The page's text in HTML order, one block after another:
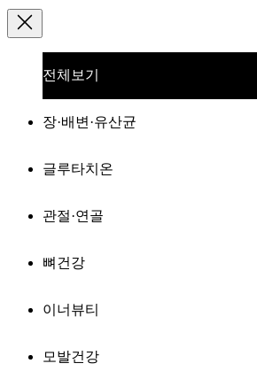
전체보기
장·배변·유산균
글루타치온
관절·연골
뼈건강
이너뷰티
모발건강